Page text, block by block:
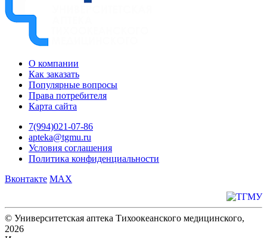
О компании
Как заказать
Популярные вопросы
Права потребителя
Карта сайта
7(994)021-07-86
apteka@tgmu.ru
Условия соглашения
Политика конфиденциальности
Вконтакте MAX
© Университетская аптека Тихоокеанского медицинского,
2026